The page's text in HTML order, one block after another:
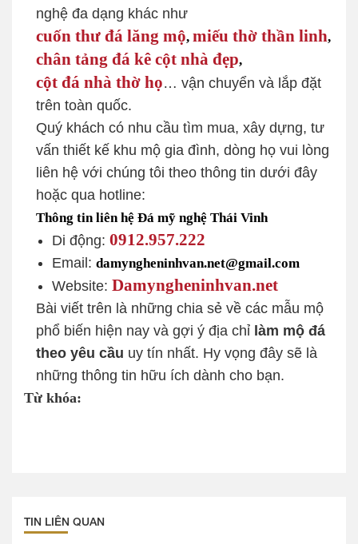
nghệ đa dạng khác như
cuốn thư đá lăng mộ, miếu thờ thần linh,
chân tảng đá kê cột nhà đẹp,
cột đá nhà thờ họ… vận chuyển và lắp đặt
trên toàn quốc.
Quý khách có nhu cầu tìm mua, xây dựng, tư
vấn thiết kế khu mộ gia đình, dòng họ vui lòng
liên hệ với chúng tôi theo thông tin dưới đây
hoặc qua hotline:
Thông tin liên hệ Đá mỹ nghệ Thái Vinh
Di động: 0912.957.222
Email: damyngheninhvan.net@gmail.com
Website: Damyngheninhvan.net
Bài viết trên là những chia sẻ về các mẫu mộ
phổ biến hiện nay và gợi ý địa chỉ làm mộ đá
theo yêu cầu uy tín nhất. Hy vọng đây sẽ là
những thông tin hữu ích dành cho bạn.
Từ khóa:
TIN LIÊN QUAN